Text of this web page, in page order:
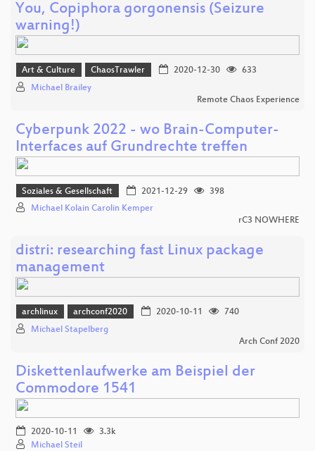
You, Copiphora gorgonensis (Seizure
warning!)
Art & Culture ChaosTrawler 2020-12-30
633
Michael Brailey
Remote Chaos Experience
Cyberpunk 2022 - wo Brain-Computer-
Interfaces auf Grundrechte treffen
Soziales & Gesellschaft 2021-12-29
398
Michael Kolain Carolin Kemper
rC3 NOWHERE
distri: researching fast Linux package
management
archlinux archconf2020 2020-10-11
740
Michael Stapelberg
Arch Conf 2020
Diskettenlaufwerke am Beispiel der
Commodore 1541
2020-10-11
3.3k
Michael Steil